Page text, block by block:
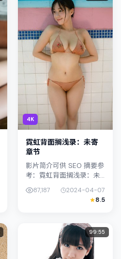
4K
霓虹背面搁浅录：未寄
章节
影片简介可供 SEO 摘要参
考：霓虹背面搁浅录：未
治执导，主演木村拓哉；
影片定位剧情，叙事锚定
87,187
2024-04-07
8.5
99:55